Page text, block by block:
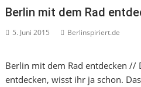
Berlin mit dem Rad
5. Juni 2015 Berlinspiriert.de
Berlin mit dem Rad entdecken //
entdecken, wisst ihr ja schon.